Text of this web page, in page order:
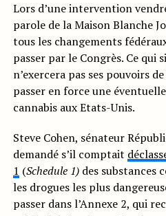
Lors d’une intervention
parole de la Maison Blanche
tous les changements
passer par le Congrès. Ce qui
n’exercera pas ses pouvoirs
passer en force une
cannabis aux Etats-Unis.
Steve Cohen, sénateur
demandé s’il comptait
1 (Schedule 1)des substances
les drogues les plus
passer dans l’Annexe 2, qui